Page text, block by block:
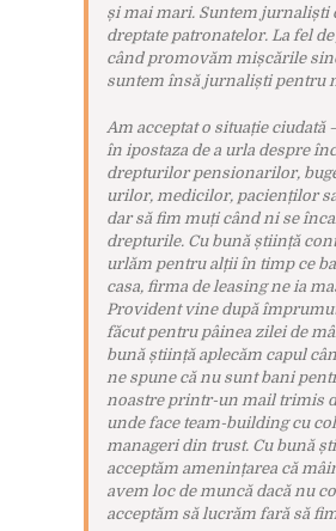
și mai mari. Suntem jurnaliști
dreptate patronatelor. La fel
când promovăm mișcările
suntem însă jurnaliști pentru
Am acceptat o situație ciudată
în ipostaza de a urla despre
drepturilor pensionarilor,
urilor, medicilor, pacienților
dar să fim muți când ni se
drepturile. Cu bună știință
urlăm pentru alții în timp ce
casa, firma de leasing ne ia
Provident vine după
făcut pentru pâinea zilei de
bună știință aplecăm capul
ne spune că nu sunt bani
noastre printr-un mail trimis
unde face team-building cu
manageri din trust. Cu bună
acceptăm amenințarea că
avem loc de muncă dacă nu
acceptăm să lucrăm fară să